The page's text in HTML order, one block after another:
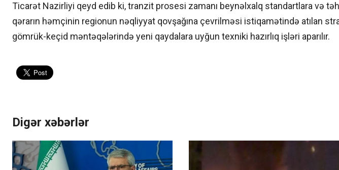
Ticarət Nazirliyi qeyd edib ki, tranzit prosesi zamanı beynəlxalq standartlara və
qərarın həmçinin regionun nəqliyyat qovşağına çevrilməsi istiqamətində atılan
gömrük-keçid məntəqələrində yeni qaydalara uyğun texniki hazırlıq işləri aparılır.
Digər xəbərlər